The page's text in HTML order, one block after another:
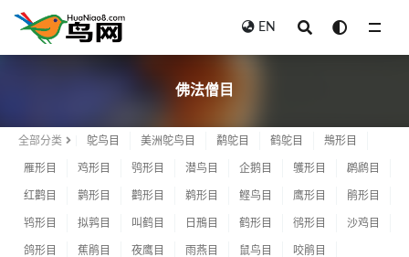
EN
佛法僧目
全部分类 鸵鸟目 美洲鸵鸟目 鹬鸵目 鹤鸵目 䳍形目
雁形目 鸡形目 鸮形目 潜鸟目 企鹅目 鹱形目 䴙䴘目
红鹳目 鹲形目 鹳形目 鹈形目 鲣鸟目 鹰形目 鹃形目
鸨形目 拟鹑目 叫鹤目 日鳽目 鹤形目 鸻形目 沙鸡目
鸽形目 蕉鹃目 夜鹰目 雨燕目 鼠鸟目 咬鹃目